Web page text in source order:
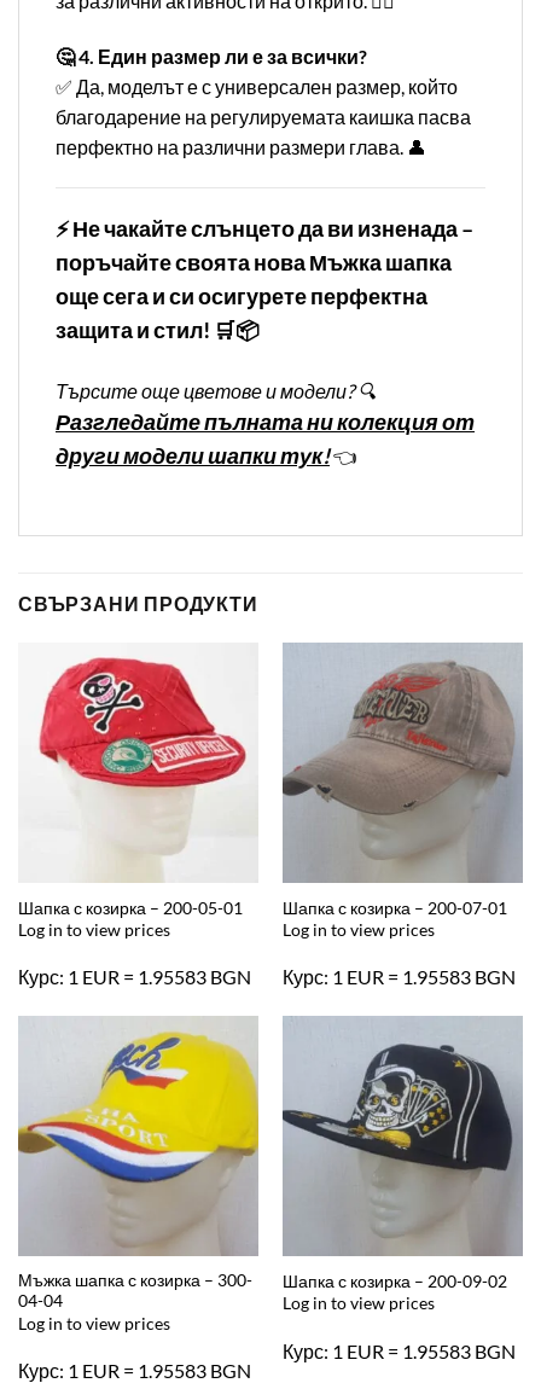
🤔 4. Един размер ли е за всички?
✅ Да, моделът е с универсален размер, който
благодарение на регулируемата каишка пасва
перфектно на различни размери глава. 👤
⚡ Не чакайте слънцето да ви изненада –
поръчайте своята нова Мъжка шапка
още сега и си осигурете перфектна
защита и стил! 🛒📦
Търсите още цветове и модели? 🔍
Разгледайте пълната ни колекция от
други модели шапки тук!👈
СВЪРЗАНИ ПРОДУКТИ
Шапка с козирка – 200-05-01
Log in to view prices
Курс: 1 EUR = 1.95583 BGN
Шапка с козирка – 200-07-01
Log in to view prices
Курс: 1 EUR = 1.95583 BGN
Мъжка шапка с козирка – 300-
04-04
Log in to view prices
Курс: 1 EUR = 1.95583 BGN
Шапка с козирка – 200-09-02
Log in to view prices
Курс: 1 EUR = 1.95583 BGN